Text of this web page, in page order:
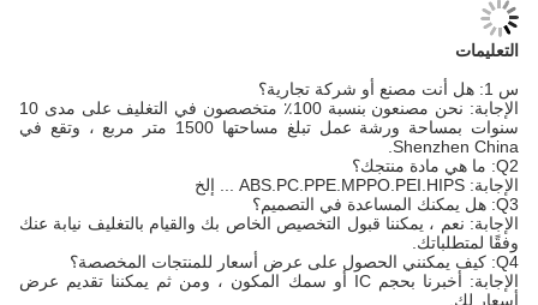
التعليمات
س 1: هل أنت مصنع أو شركة تجارية؟
الإجابة: نحن مصنعون بنسبة 100٪ متخصصون في التغليف على مدى 10
سنوات بمساحة ورشة عمل تبلغ مساحتها 1500 متر مربع ، وتقع في
Shenzhen China.
Q2: ما هي مادة منتجك؟
الإجابة: ABS.PC.PPE.MPPO.PEI.HIPS ... إلخ
Q3: هل يمكنك المساعدة في التصميم؟
الإجابة: نعم ، يمكننا قبول التخصيص الخاص بك والقيام بالتغليف نيابة عنك
وفقًا لمتطلباتك.
Q4: كيف يمكنني الحصول على عرض أسعار للمنتجات المخصصة؟
الإجابة: أخبرنا بحجم IC أو سمك المكون ، ومن ثم يمكننا تقديم عرض
أسعار لك.